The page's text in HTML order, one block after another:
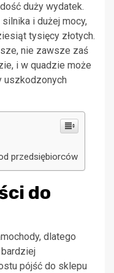
duży wydatek.
i dużej mocy,
tysięcy złotych.
nie zawsze zaś
i w quadzie może
uszkodzonych
przedsiębiorców
do
dlatego
pójść do sklepu